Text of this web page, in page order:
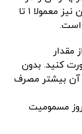
آب ترکیب و در روز مصرف کنند؛ برای کودکان نیز معمولا ۱ تا
مقدار
کنید. بدون
آن بیشتر مصرف
مسمومیت